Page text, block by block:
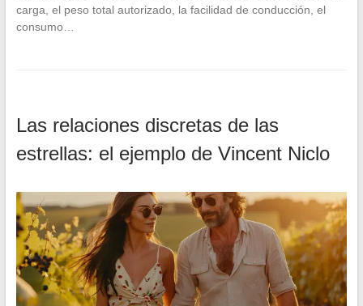
carga, el peso total autorizado, la facilidad de conducción, el
consumo…
Las relaciones discretas de las
estrellas: el ejemplo de Vincent Niclo